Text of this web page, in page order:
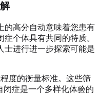
的高分自动意味着您患有
个体具有共同的特质。
士进行进一步探索可能是
度的衡量标准。这些筛
闭症是一个多样化体验的